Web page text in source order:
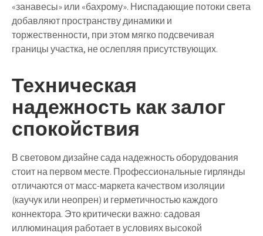
«занавесы» или «бахрому». Ниспадающие потоки света
добавляют пространству динамики и
торжественности, при этом мягко подсвечивая
границы участка, не ослепляя присутствующих.
Техническая
надежность как залог
спокойствия
В световом дизайне сада надежность оборудования
стоит на первом месте. Профессиональные гирлянды
отличаются от масс-маркета качеством изоляции
(каучук или неопрен) и герметичностью каждого
коннектора. Это критически важно: садовая
иллюминация работает в условиях высокой